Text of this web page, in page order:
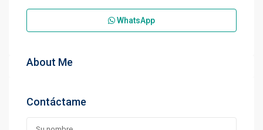
WhatsApp
About Me
Contáctame